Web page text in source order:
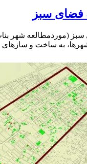
سبز
(موردمطالعه شهر
به ساخت و سازهای